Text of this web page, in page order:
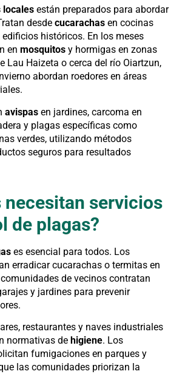
locales están preparados para abordar
desde cucarachas en cocinas
históricos. En los meses
en mosquitos y hormigas en zonas
Lau Haizeta o cerca del río Oiartzun,
abordan roedores en áreas
avispas en jardines, carcoma en
y plagas específicas como
verdes, utilizando métodos
seguros para resultados
necesitan servicios
de plagas?
es esencial para todos. Los
erradicar cucarachas o termitas en
de vecinos contratan
y jardines para prevenir
restaurantes y naves industriales
normativas de higiene. Los
fumigaciones en parques y
las comunidades priorizan la